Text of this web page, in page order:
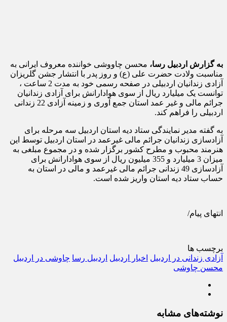
به گزارش اردبیل رسا، محسن چاووشی خواننده معروف ایرانی به
مناسبت ولادت حضرت علی (ع) و روز پدر با انتشار جشن گلریزان
آزادی زندانیان اردبیلی در صفحه رسمی خود به مدت 2 ساعت ،
توانست یک میلیارد ریال از سوی هوادارانش برای آزادی زندانیان
جرائم مالی و غیر عمد استان جمع آوری و زمینه آزادی 22 زندانی
اردبیلی را فراهم کند.
به گفته مدیر نمایندگی ستاد دیه استان اردبیل سه مرحله برای
آزادسازی زندانیان جرائم مالی غیرعمد در استان اردبیل توسط این
هنرمند محبوب و مطرح کشور برگزار شده و در مجموع مبلغی به
میزان 3 میلیارد و 355 میلیون ریال از سوی هوادارانش برای
آزادسازی 49 زندانی جرائم مالی غیرعمد و مالی در استان به
حساب ستاد دیه استان واریز شده است.
انتهای پیام/
برچسب ها
آزادی زندانی در اردبیل اخبار اردبیل اردبیل رسا چاوشی در اردبیل
محسن چاوشی
نوشته‌های مشابه